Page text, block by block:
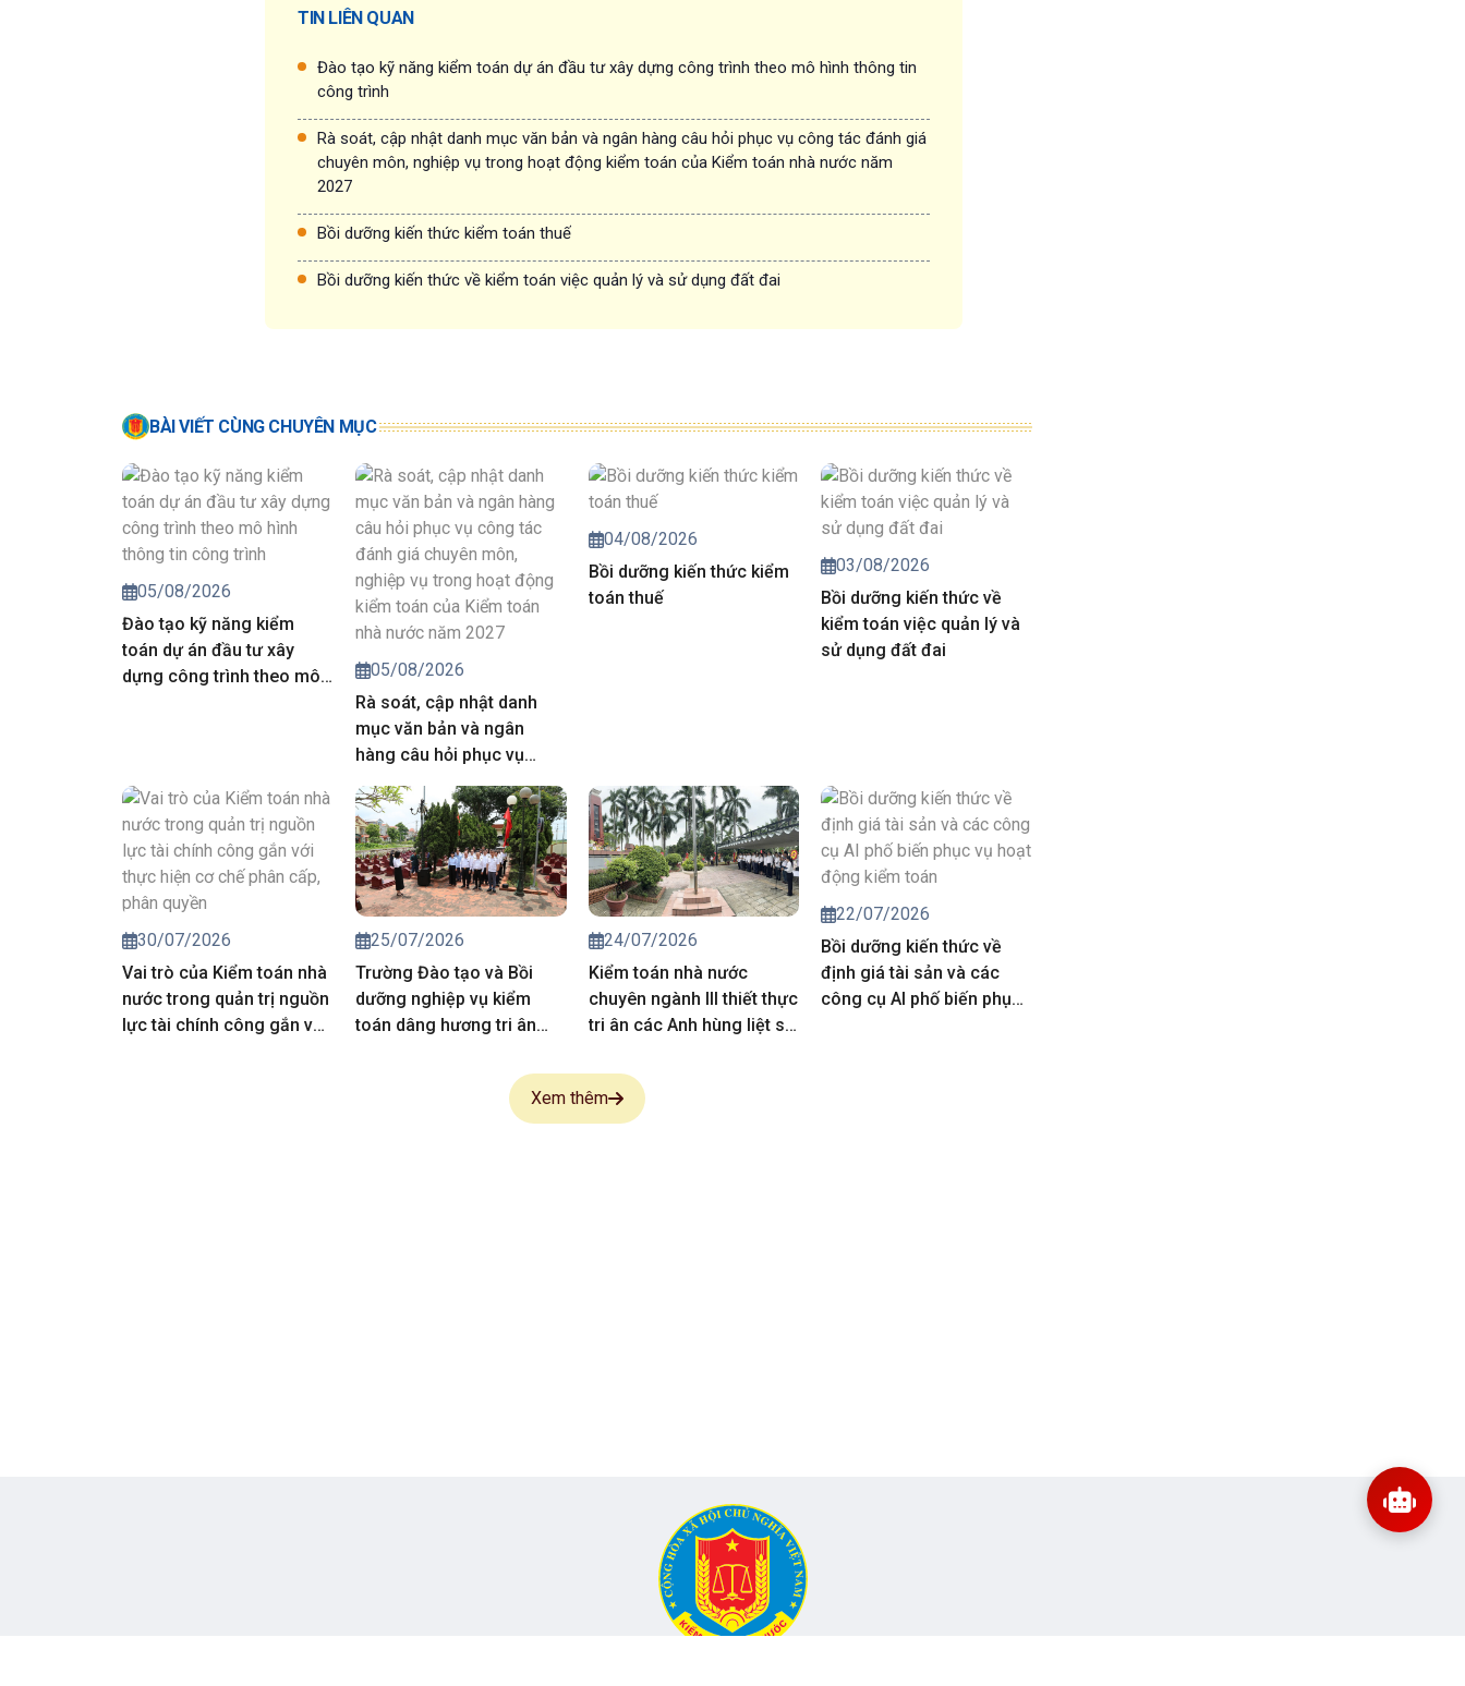
TIN LIÊN QUAN
Đào tạo kỹ năng kiểm toán dự án đầu tư xây dựng công trình theo mô hình thông tin
công trình
Rà soát, cập nhật danh mục văn bản và ngân hàng câu hỏi phục vụ công tác đánh giá
chuyên môn, nghiệp vụ trong hoạt động kiểm toán của Kiểm toán nhà nước năm
2027
Bồi dưỡng kiến thức kiểm toán thuế
Bồi dưỡng kiến thức về kiểm toán việc quản lý và sử dụng đất đai
BÀI VIẾT CÙNG CHUYÊN MỤC
05/08/2026
Đào tạo kỹ năng kiểm
toán dự án đầu tư xây
dựng công trình theo mô
05/08/2026
Rà soát, cập nhật danh
mục văn bản và ngân
hàng câu hỏi phục vụ
công tác đánh giá chuyên
môn, nghiệp vụ trong hoạt
động kiểm toán của Kiểm
toán nhà nước năm 2027
04/08/2026
Bồi dưỡng kiến thức kiểm
toán thuế
03/08/2026
Bồi dưỡng kiến thức về
kiểm toán việc quản lý và
sử dụng đất đai
30/07/2026
Vai trò của Kiểm toán nhà
nước trong quản trị nguồn
lực tài chính công gắn với
25/07/2026
Trường Đào tạo và Bồi
dưỡng nghiệp vụ kiểm
toán dâng hương tri ân
24/07/2026
Kiểm toán nhà nước
chuyên ngành III thiết thực
tri ân các Anh hùng liệt sĩ,
22/07/2026
Bồi dưỡng kiến thức về
định giá tài sản và các
công cụ AI phố biến phục
Xem thêm